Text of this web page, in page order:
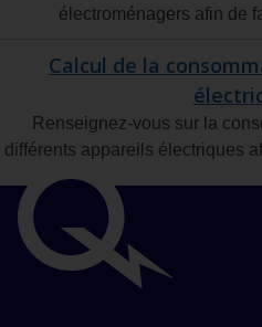
électroménagers afin de
Calcul de la
Renseignez-vous sur la
différents appareils électriques
importants